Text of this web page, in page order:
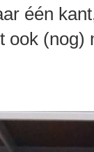
één
ook (nog)